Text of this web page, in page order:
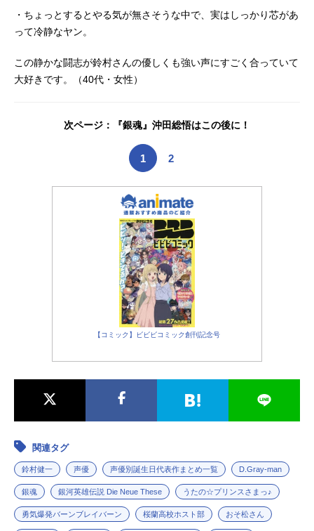
天才」ラインハルト・フォン・ロー
ふたりは帝国軍と同盟軍を率い、何
度となく激突する。キャストライン
一ジークフリード・キルヒアイス：
貴パウル・フォン・オーベルシュ...
・ちょっとするとやる気が無さそうな中で、実はしっかり芯があ
って冷静なヤン。
この静かな闘志が鈴村さんの優しくも強い声にすごく合っていて
大好きです。（40代・女性）
次ページ：『銀魂』沖田総悟はこの後に！
1 2
【コミック】ビビビコミック創刊記念号
関連タグ
鈴村健一 声優 声優別誕生日代表作まとめ一覧 D.Gray-man
銀魂 銀河英雄伝説 Die Neue These うたの☆プリンスさまっ♪
勇気爆発バーンブレイバーン 桜蘭高校ホスト部 おそ松さん